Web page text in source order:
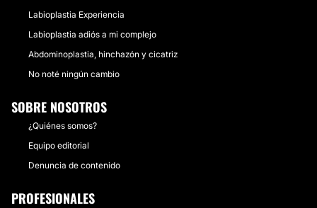
Labioplastia Experiencia
Labioplastia adiós a mi complejo
Abdominoplastia, hinchazón y cicatriz
No noté ningún cambio
SOBRE NOSOTROS
¿Quiénes somos?
Equipo editorial
Denuncia de contenido
PROFESIONALES